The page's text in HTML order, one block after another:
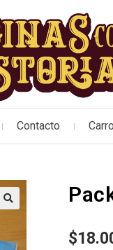
Contacto
$